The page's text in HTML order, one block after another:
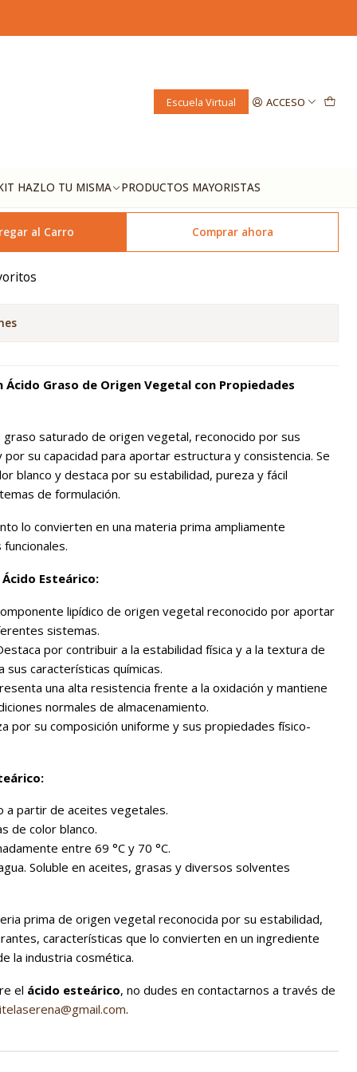
Escuela Virtual ACCESO
HAZLO TU MISMA PRODUCTOS MAYORISTAS
(Triple presando-
al Carro Comprar ahora
Ácido Graso de Origen Vegetal con Propiedades
saturado de origen vegetal, reconocido por sus
su capacidad para aportar estructura y consistencia. Se
blanco y destaca por su estabilidad, pureza y fácil
de formulación.
lo convierten en una materia prima ampliamente
Esteárico:
lipídico de origen vegetal reconocido por aportar
sistemas.
por contribuir a la estabilidad física y a la textura de
sus características químicas.
una alta resistencia frente a la oxidación y mantiene
normales de almacenamiento.
por su composición uniforme y sus propiedades físico-
a partir de aceites vegetales.
de color blanco.
entre 69 °C y 70 °C.
Soluble en aceites, grasas y diversos solventes
prima de origen vegetal reconocida por su estabilidad,
características que lo convierten en un ingrediente
la industria cosmética.
el ácido esteárico, no dudes en contactarnos a través de
.